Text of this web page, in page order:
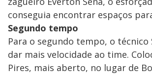
conseguia encontrar espaços
Segundo tempo
Para o segundo tempo, o
dar mais velocidade ao time.
Pires, mais aberto, no lugar de